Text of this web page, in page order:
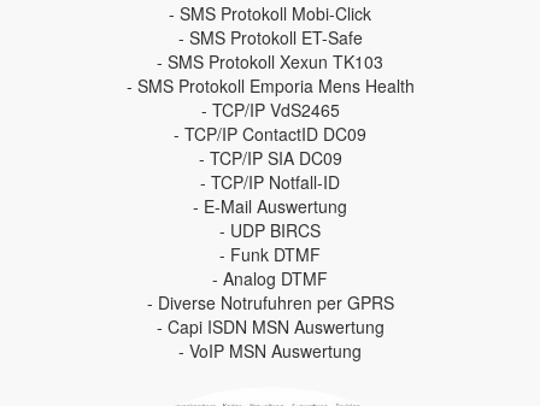
- SMS Protokoll Mobi-Click
- SMS Protokoll ET-Safe
- SMS Protokoll Xexun TK103
- SMS Protokoll Emporia Mens Health
- TCP/IP VdS2465
- TCP/IP ContactID DC09
- TCP/IP SIA DC09
- TCP/IP Notfall-ID
- E-Mail Auswertung
- UDP BIRCS
- Funk DTMF
- Analog DTMF
- Diverse Notrufuhren per GPRS
- Capi ISDN MSN Auswertung
- VoIP MSN Auswertung